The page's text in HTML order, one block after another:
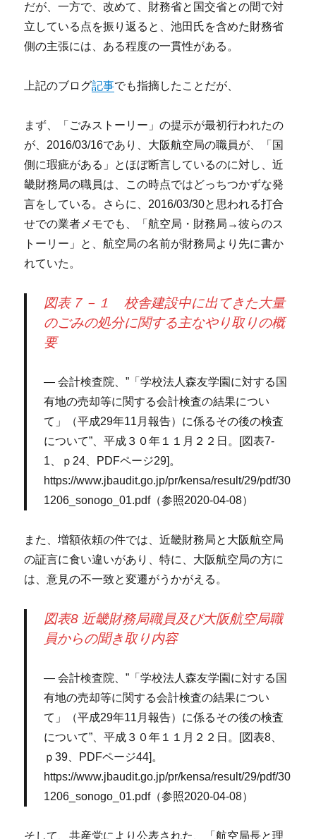
だが、一方で、改めて、財務省と国交省との間で対
立している点を振り返ると、池田氏を含めた財務省
側の主張には、ある程度の一貫性がある。
上記のブログ記事でも指摘したことだが、
まず、「ごみストーリー」の提示が最初行われたの
が、2016/03/16であり、大阪航空局の職員が、「国
側に瑕疵がある」とほぼ断言しているのに対し、近
畿財務局の職員は、この時点ではどっちつかずな発
言をしている。さらに、2016/03/30と思われる打合
せでの業者メモでも、「航空局・財務局→彼らのス
トーリー」と、航空局の名前が財務局より先に書か
れていた。
図表７－１ 校舎建設中に出てきた大量
のごみの処分に関する主なやり取りの概
要
会計検査院、”「学校法人森友学園に対する国
有地の売却等に関する会計検査の結果につい
て」（平成29年11月報告）に係るその後の検査
について”、平成３０年１１月２２日。[図表7-
1、ｐ24、PDFページ29]。
https://www.jbaudit.go.jp/pr/kensa/result/29/pdf/30
1206_sonogo_01.pdf（参照2020-04-08）
また、増額依頼の件では、近畿財務局と大阪航空局
の証言に食い違いがあり、特に、大阪航空局の方に
は、意見の不一致と変遷がうかがえる。
図表8 近畿財務局職員及び大阪航空局職
員からの聞き取り内容
会計検査院、”「学校法人森友学園に対する国
有地の売却等に関する会計検査の結果につい
て」（平成29年11月報告）に係るその後の検査
について”、平成３０年１１月２２日。[図表8、
ｐ39、PDFページ44]。
https://www.jbaudit.go.jp/pr/kensa/result/29/pdf/30
1206_sonogo_01.pdf（参照2020-04-08）
そして、共産党により公表された、「航空局長と理